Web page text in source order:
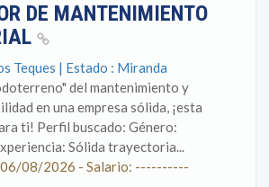
DE MANTENIMIENTO
Teques | Estado : Miranda
del mantenimiento y
en una empresa sólida, ¡esta
ti! Perfil buscado: Género:
Sólida trayectoria...
06/08/2026 - Salario: ----------